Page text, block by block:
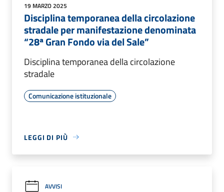
19 MARZO 2025
Disciplina temporanea della circolazione
stradale per manifestazione denominata
“28ª Gran Fondo via del Sale”
Disciplina temporanea della circolazione
stradale
Comunicazione istituzionale
LEGGI DI PIÙ
AVVISI